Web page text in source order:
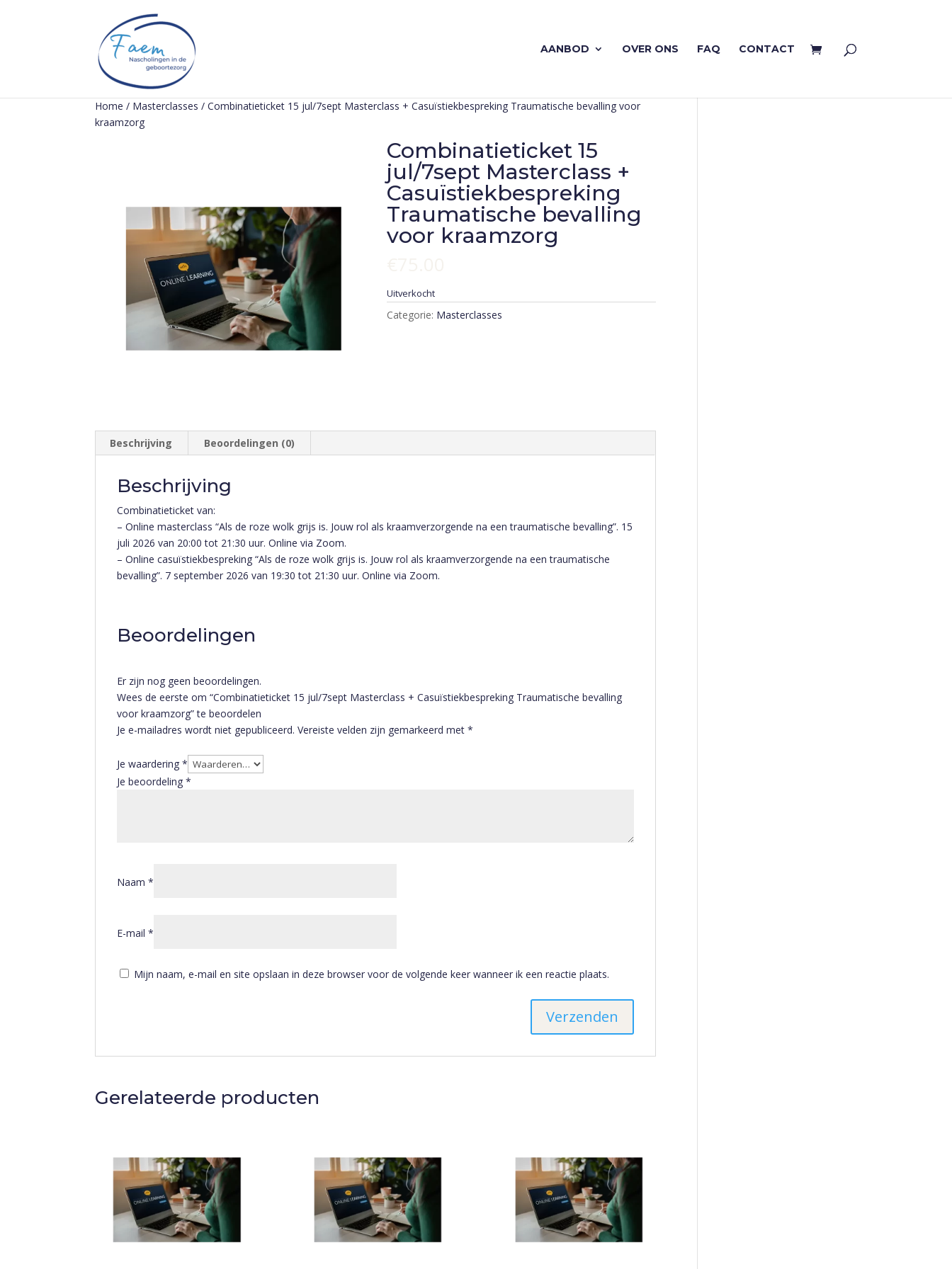
AANBOD OVER ONS FAQ CONTACT
Home / Masterclasses / Combinatieticket 15 jul/7sept Masterclass + Casuïstiekbespreking Traumatische bevalling voor
kraamzorg
Combinatieticket 15
jul/7sept Masterclass +
Casuïstiekbespreking
Traumatische bevalling
voor kraamzorg
Uitverkocht
Categorie: Masterclasses
Beschrijving Beoordelingen (0)
Beschrijving
Combinatieticket van:
– Online masterclass “Als de roze wolk grijs is. Jouw rol als kraamverzorgende na een traumatische bevalling”. 15
juli 2026 van 20:00 tot 21:30 uur. Online via Zoom.
– Online casuïstiekbespreking “Als de roze wolk grijs is. Jouw rol als kraamverzorgende na een traumatische
bevalling”. 7 september 2026 van 19:30 tot 21:30 uur. Online via Zoom.
Beoordelingen
Er zijn nog geen beoordelingen.
Wees de eerste om “Combinatieticket 15 jul/7sept Masterclass + Casuïstiekbespreking Traumatische bevalling
voor kraamzorg” te beoordelen
Je e-mailadres wordt niet gepubliceerd. Vereiste velden zijn gemarkeerd met*
Je waardering*
Je beoordeling*
Naam*
E-mail*
Mijn naam, e-mail en site opslaan in deze browser voor de volgende keer wanneer ik een reactie plaats.
Gerelateerde producten